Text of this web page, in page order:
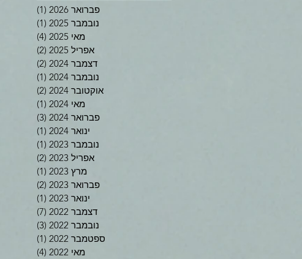
פברואר 2026 (1)
נובמבר 2025
(1)
מאי 2025
(4)
אפריל 2025
(2)
דצמבר 2024
(2)
נובמבר 2024
(1)
אוקטובר 2024
(2)
מאי 2024
(1)
פברואר 2024
(3)
ינואר 2024
(1)
נובמבר 2023
(1)
אפריל 2023
(2)
מרץ 2023
(1)
פברואר 2023
(2)
ינואר 2023
(1)
דצמבר 2022
(7)
נובמבר 2022
(3)
ספטמבר 2022
(1)
מאי 2022
(4)